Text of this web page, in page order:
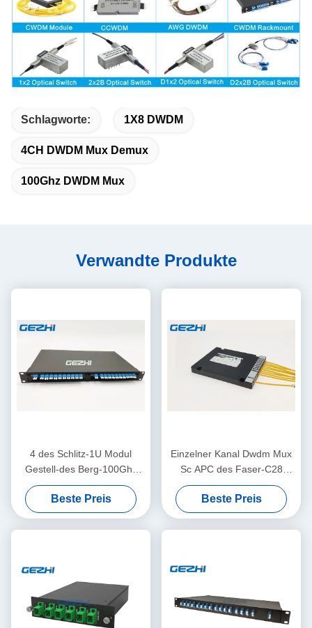
Schlagworte: 1X8 DWDM
4CH DWDM Mux Demux
100Ghz DWDM Mux
Verwandte Produkte
4 des Schlitz-1U Modul
Gestell-des Berg-100Ghz
8CH DWDM Mux Demux
Beste Preis
Einzelner Kanal Dwdm Mux
Sc APC des Faser-C28
100Ghz passiv-8
Beste Preis